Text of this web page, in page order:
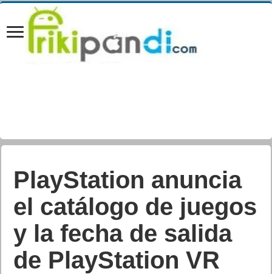
PlayStation anuncia
el catálogo de juegos
y la fecha de salida
de PlayStation VR